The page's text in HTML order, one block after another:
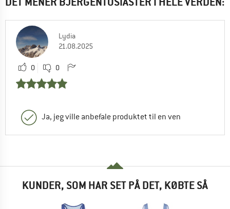
Lydia
21.08.2025
0 0
Ja, jeg ville anbefale produktet til en ven
KUNDER, SOM HAR SET PÅ DET, KØBTE SÅ